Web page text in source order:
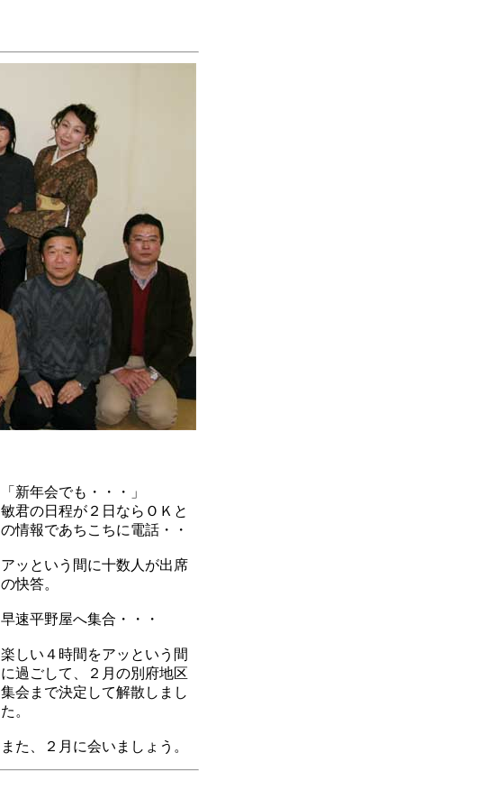
「新年会でも・・・」
敏君の日程が２日ならＯＫと
の情報であちこちに電話・・
アッという間に十数人が出席
の快答。
早速平野屋へ集合・・・
楽しい４時間をアッという間
に過ごして、２月の別府地区
集会まで決定して解散しまし
た。
また、２月に会いましょう。